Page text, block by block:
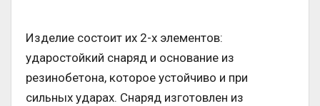
Изделие состоит их 2-х элементов:
ударостойкий снаряд и основание из
резинобетона, которое устойчиво и при
сильных ударах. Снаряд изготовлен из